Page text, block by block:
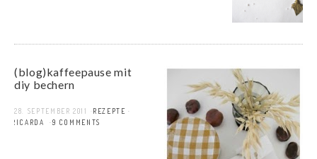
(blog)kaffeepause mit
diy bechern
28. SEPTEMBER 2011
REZEPTE
RICARDA
9 COMMENTS